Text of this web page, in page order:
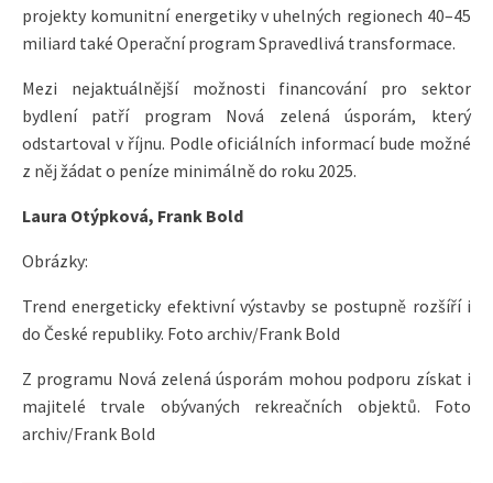
projekty komunitní energetiky v uhelných regionech 40–45
miliard také Operační program Spravedlivá transformace.
Mezi nejaktuálnější možnosti financování pro sektor
bydlení patří program Nová zelená úsporám, který
odstartoval v říjnu. Podle oficiálních informací bude možné
z něj žádat o peníze minimálně do roku 2025.
Laura Otýpková, Frank Bold
Obrázky:
Trend energeticky efektivní výstavby se postupně rozšíří i
do České republiky. Foto archiv/Frank Bold
Z programu Nová zelená úsporám mohou podporu získat i
majitelé trvale obývaných rekreačních objektů. Foto
archiv/Frank Bold